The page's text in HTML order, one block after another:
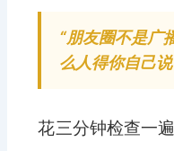
“朋友圈不是广
么人得你自己
花三分钟检查一